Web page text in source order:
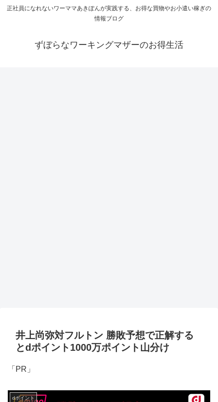
正社員になれないワーママあきぽんが実践する、お得な買物やお小遣い稼ぎの
情報ブログ
ずぼらなワーキングマザーのお得生活
井上尚弥対フルトン 勝敗予想で正解する
とdポイント1000万ポイント山分け
「PR」
dポイント